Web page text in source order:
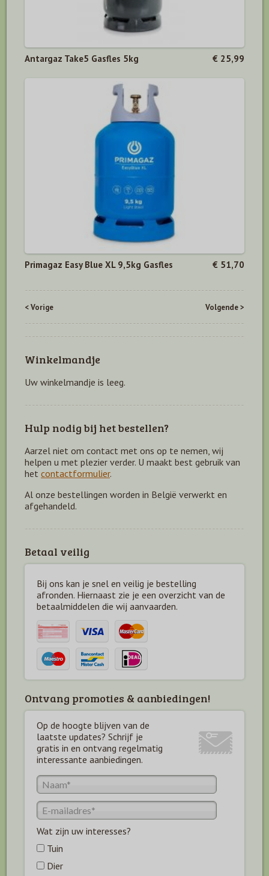
Antargaz Take5 Gasfles 5kg € 25,99
Primagaz Easy Blue XL 9,5kg Gasfles € 51,70
< Vorige Volgende >
Winkelmandje
Uw winkelmandje is leeg.
Hulp nodig bij het bestellen?
Aarzel niet om contact met ons op te nemen, wij
helpen u met plezier verder. U maakt best gebruik van
het contactformulier.
Al onze bestellingen worden in België verwerkt en
afgehandeld.
Betaal veilig
Bij ons kan je snel en veilig je bestelling
afronden. Hiernaast zie je een overzicht van de
betaalmiddelen die wij aanvaarden.
Ontvang promoties & aanbiedingen!
Op de hoogte blijven van de
laatste updates? Schrijf je
gratis in en ontvang regelmatig
interessante aanbiedingen.
Wat zijn uw interesses?
Tuin
Dier